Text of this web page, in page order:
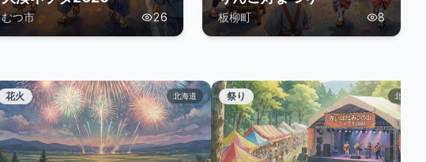
むつ市 26 板柳町 8
花火 北海道 祭り 北海道